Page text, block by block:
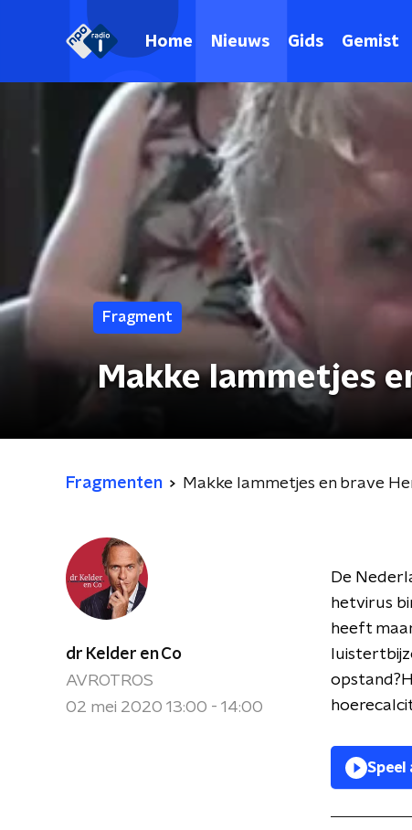
Home Nieuws Gids Gemist
Fragment
Makke lammetjes
Fragmenten Makke lammetjes en brave
dr Kelder en Co
AVROTROS
02 mei 2020 13:00 - 14:00
De
hetvirus
heeft
Speel